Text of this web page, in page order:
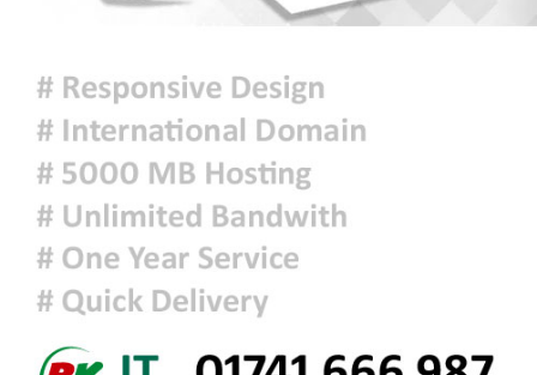
আজকের রাশিফল
চিকিৎসক সমাবেশের উদ্বোধন করলেন
প্রধানমন্ত্রী